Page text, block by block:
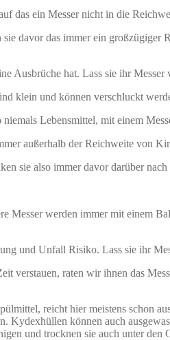
das ein Messer nicht in die
davor das immer ein
Ausbrüche hat. Lass sie ihr Messer
klein und können verschluckt
Lebensmittel, mit einem
außerhalb der Reichweite von
sie also immer davor darüber
Messer werden immer mit einem
und Unfall Risiko. Lass sie ihr
verstauen, raten wir ihnen das
reicht hier meistens
können auch
und trocknen sie auch unter